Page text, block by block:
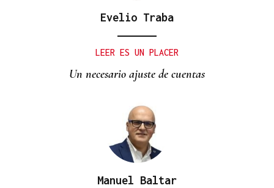
Evelio Traba
LEER ES UN PLACER
Un necesario ajuste de cuentas
Manuel Baltar